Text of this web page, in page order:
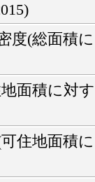
度(総面積に
面積に対す
住地面積に